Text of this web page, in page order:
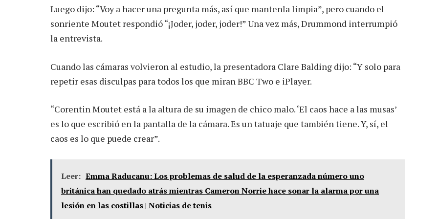
Luego dijo: “Voy a hacer una pregunta más, así que mantenla limpia”, pero cuando el
sonriente Moutet respondió “¡Joder, joder, joder!” Una vez más, Drummond interrumpió
la entrevista.
Cuando las cámaras volvieron al estudio, la presentadora Clare Balding dijo: “Y solo para
repetir esas disculpas para todos los que miran BBC Two e iPlayer.
“Corentin Moutet está a la altura de su imagen de chico malo. ‘El caos hace a las musas’
es lo que escribió en la pantalla de la cámara. Es un tatuaje que también tiene. Y, sí, el
caos es lo que puede crear”.
Leer: Emma Raducanu: Los problemas de salud de la esperanzada número uno
británica han quedado atrás mientras Cameron Norrie hace sonar la alarma por una
lesión en las costillas | Noticias de tenis